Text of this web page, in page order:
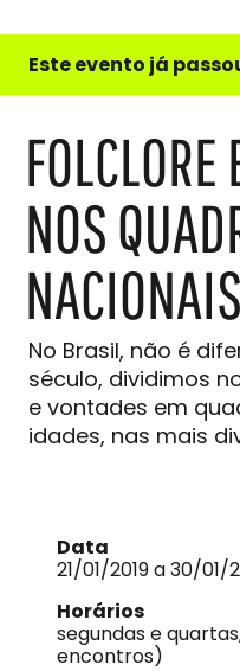
e
do
Este evento já
NOS
NACIONAIS
No Brasil, não é
século, dividimos
e vontades em
idades, nas mais
Data
21/01/2019 a 30/01/
Horários
segundas e
encontros)